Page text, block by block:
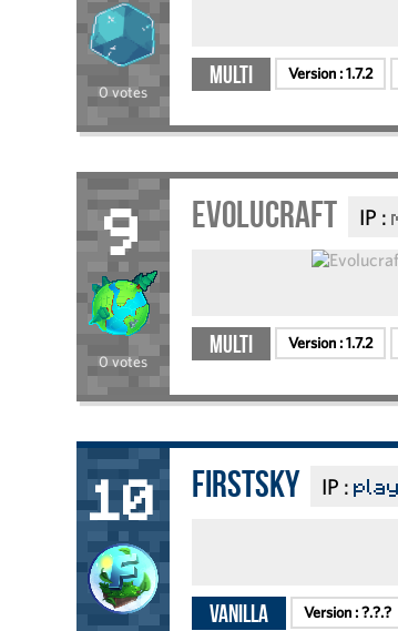
0 votes
Multi Version :1.7.2
9
0 votes
Evolucraft IP :
Multi Version :1.7.2
10 FIRSTSKY IP :
Vanilla Version :?.?.?